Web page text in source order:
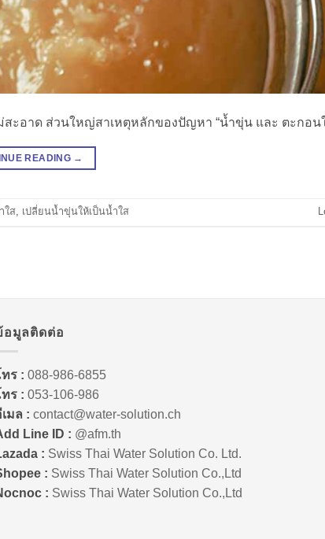
ะอาด ส่วนใหญ่สาเหตุหลักของปัญหา “น้ำขุ่น และ ตะกอน
READING →
ใส, เปลี่ยนน้ำขุ่นให้เป็นน้ำใส
อมูลติดต่อ
ร : 088-986-6855
ร : 053-106-986
มล : contact@water-solution.ch
Line ID : @afm.th
: Swiss Thai Water Solution Co. Ltd.
: Swiss Thai Water Solution Co.,Ltd
: Swiss Thai Water Solution Co.,Ltd